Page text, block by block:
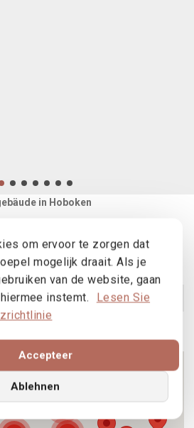
in Hoboken
in Hoboken
Produkt ansehen
3
om ervoor te zorgen dat
mogelijk draait. Als je
van de website, gaan
instemt.
Lesen Sie
Accepteer
Ablehnen